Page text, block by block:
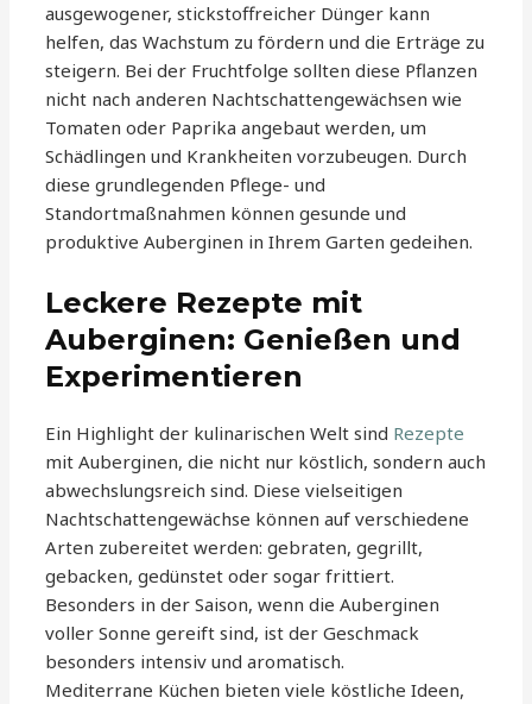
ausgewogener, stickstoffreicher Dünger kann
helfen, das Wachstum zu fördern und die Erträge zu
steigern. Bei der Fruchtfolge sollten diese Pflanzen
nicht nach anderen Nachtschattengewächsen wie
Tomaten oder Paprika angebaut werden, um
Schädlingen und Krankheiten vorzubeugen. Durch
diese grundlegenden Pflege- und
Standortmaßnahmen können gesunde und
produktive Auberginen in Ihrem Garten gedeihen.
Leckere Rezepte mit
Auberginen: Genießen und
Experimentieren
Ein Highlight der kulinarischen Welt sind Rezepte
mit Auberginen, die nicht nur köstlich, sondern auch
abwechslungsreich sind. Diese vielseitigen
Nachtschattengewächse können auf verschiedene
Arten zubereitet werden: gebraten, gegrillt,
gebacken, gedünstet oder sogar frittiert.
Besonders in der Saison, wenn die Auberginen
voller Sonne gereift sind, ist der Geschmack
besonders intensiv und aromatisch.
Mediterrane Küchen bieten viele köstliche Ideen,